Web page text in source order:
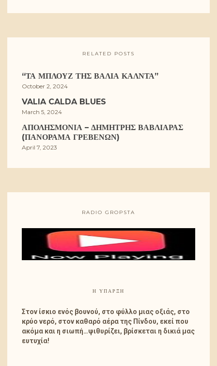
RELATED POSTS
“ΤΑ ΜΠΛΟΥΖ ΤΗΣ ΒΆΛΙΑ ΚΆΛΝΤΑ”
October 2, 2024
VALIA CALDA BLUES
March 5, 2024
ΑΠΟΛΗΣΜΟΝΙΆ – ΔΗΜΉΤΡΗΣ ΒΑΒΛΙΆΡΑΣ
(ΠΑΝΌΡΑΜΑ ΓΡΕΒΕΝΏΝ)
April 7, 2023
RADIO GROPSTA
Η ΎΠΑΡΞΗ
Στον ίσκιο ενός βουνού, στο φύλλο μιας οξιάς, στο
κρύο νερό, στον καθαρό αέρα της Πίνδου, εκεί που
ακόμα και η σιωπή…ψιθυρίζει, βρίσκεται η δικιά μας
ευτυχία!